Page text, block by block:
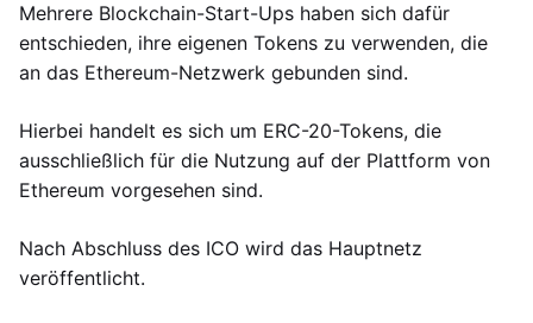
Mehrere Blockchain-Start-Ups haben sich dafür
entschieden, ihre eigenen Tokens zu verwenden, die
an das Ethereum-Netzwerk gebunden sind.
Hierbei handelt es sich um ERC-20-Tokens, die
ausschließlich für die Nutzung auf der Plattform von
Ethereum vorgesehen sind.
Nach Abschluss des ICO wird das Hauptnetz
veröffentlicht.